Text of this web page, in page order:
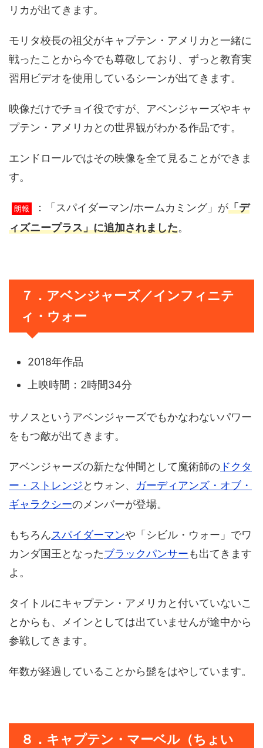
リカが出てきます。
モリタ校長の祖父がキャプテン・アメリカと一緒に
戦ったことから今でも尊敬しており、ずっと教育実
習用ビデオを使用しているシーンが出てきます。
映像だけでチョイ役ですが、アベンジャーズやキャ
プテン・アメリカとの世界観がわかる作品です。
エンドロールではその映像を全て見ることができま
す。
朗報 ：「スパイダーマン/ホームカミング」が「デ
ィズニープラス」に追加されました。
７．アベンジャーズ／インフィニテ
ィ・ウォー
2018年作品
上映時間：2時間34分
サノスというアベンジャーズでもかなわないパワー
をもつ敵が出てきます。
アベンジャーズの新たな仲間として魔術師の ドクタ
ー・ストレンジとウォン、 ガーディアンズ・オブ・
ギャラクシーのメンバーが登場。
もちろんスパイダーマンや「シビル・ウォー」でワ
カンダ国王となったブラックパンサーも出てきます
よ。
タイトルにキャプテン・アメリカと付いていないこ
とからも、メインとしては出ていませんが途中から
参戦してきます。
年数が経過していることから髭をはやしています。
８．キャプテン・マーベル（ちょい